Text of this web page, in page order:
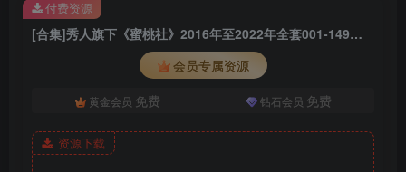
[MiiTao蜜桃社] 2017.06.19 VOL.068 雪碧
[MiiTao蜜桃社] 2017.06.12 VOL.067 雪碧
[MiiTao蜜桃社] 2017.06.07 VOL.066 可乐
[MiiTao蜜桃社] 2017.05.25 VOL.064 小敏Mary
[MiiTao蜜桃社] 2017.05.15 VOL.063 蜜蕊Mary
[MiiTao蜜桃社] 2017.05.02 VOL.062 结衣
[合集]秀人旗下《蜜桃社》2016年至2022年全套001-149期（随官网更新）
会员专属资源
黄金会员 免费 钻石会员 免费
资源下载
付费资源